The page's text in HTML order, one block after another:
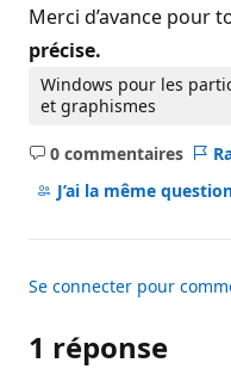
Merci d’avance pour
précise.
Windows pour les
et graphismes
0 commentaires
Aucun
commentaire
J’ai la même
Se connecter pour
1 réponse